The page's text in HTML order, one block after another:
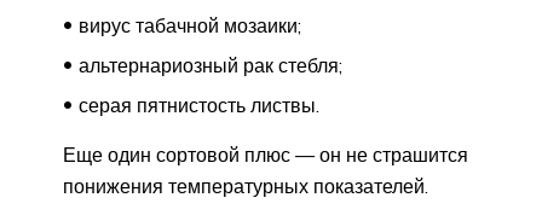
вирус табачной мозаики;
альтернариозный рак стебля;
серая пятнистость листвы.
Еще один сортовой плюс — он не страшится
понижения температурных показателей.